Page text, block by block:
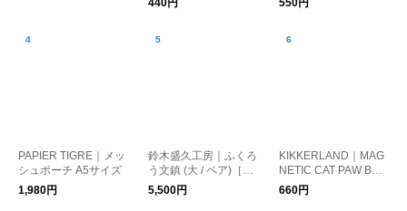
440円
550円
PAPIER TIGRE｜メッ
シュポーチ A5サイズ
1,980円
鈴木盛久工房｜ふくろ
う文鎮 (大 / ペア)［ペ
ーパーウェイト・イン
テリア・南部鉄器］
5,500円
KIKKERLAND｜MAG
NETIC CAT PAW BOO
KMARKS（ブックマ
ーク4個セット）
660円